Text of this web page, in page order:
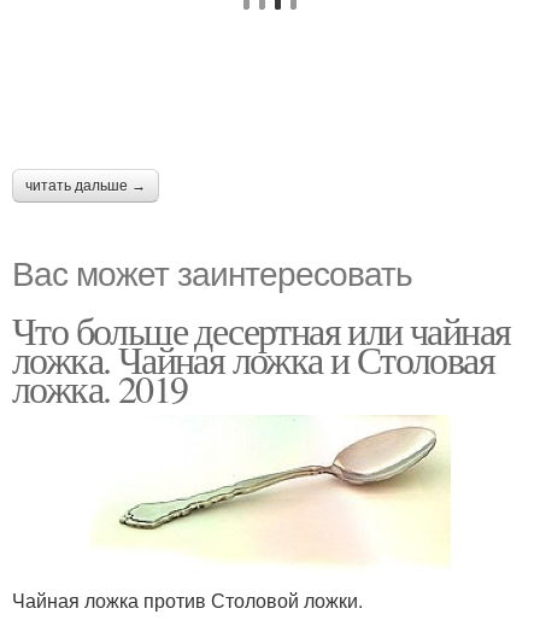
читать дальше →
Вас может заинтересовать
Что больше десертная или чайная
ложка. Чайная ложка и Столовая
ложка. 2019
Чайная ложка против Столовой ложки.